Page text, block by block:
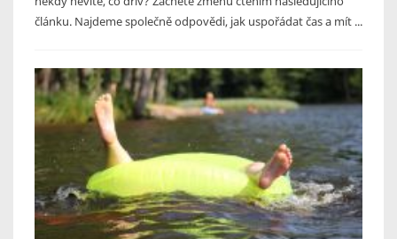
článku. Najdeme společně odpovědi, jak uspořádat čas a mít ...